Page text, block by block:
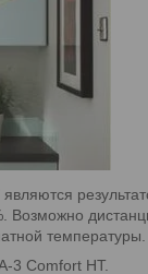
являются
Возможно
температуры.
3 Comfort HT.